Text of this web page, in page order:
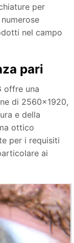
per
nel campo
pari
offre una
di 2560×1920,
e della
ottico
per i requisiti
ai